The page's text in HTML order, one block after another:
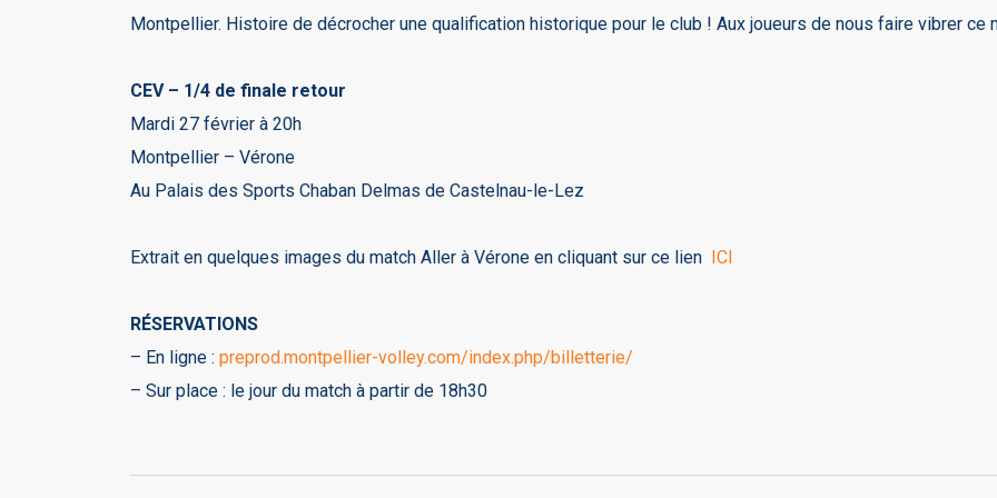
Montpellier. Histoire de décrocher une qualification historique pour le club ! Aux joueurs de nous faire vibrer ce
CEV – 1/4 de finale retour
Mardi 27 février à 20h
Montpellier – Vérone
Au Palais des Sports Chaban Delmas de Castelnau-le-Lez
Extrait en quelques images du match Aller à Vérone en cliquant sur ce lien ICI
RÉSERVATIONS
– En ligne : preprod.montpellier-volley.com/index.php/billetterie/
– Sur place : le jour du match à partir de 18h30